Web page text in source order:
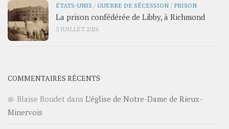
ÉTATS-UNIS /GUERRE DE SÉCESSION / PRISON
La prison confédérée de Libby, à Richmond
5 JUILLET 2026
COMMENTAIRES RÉCENTS
Blaise Boudet dans L’église de Notre-Dame de Rieux-
Minervois